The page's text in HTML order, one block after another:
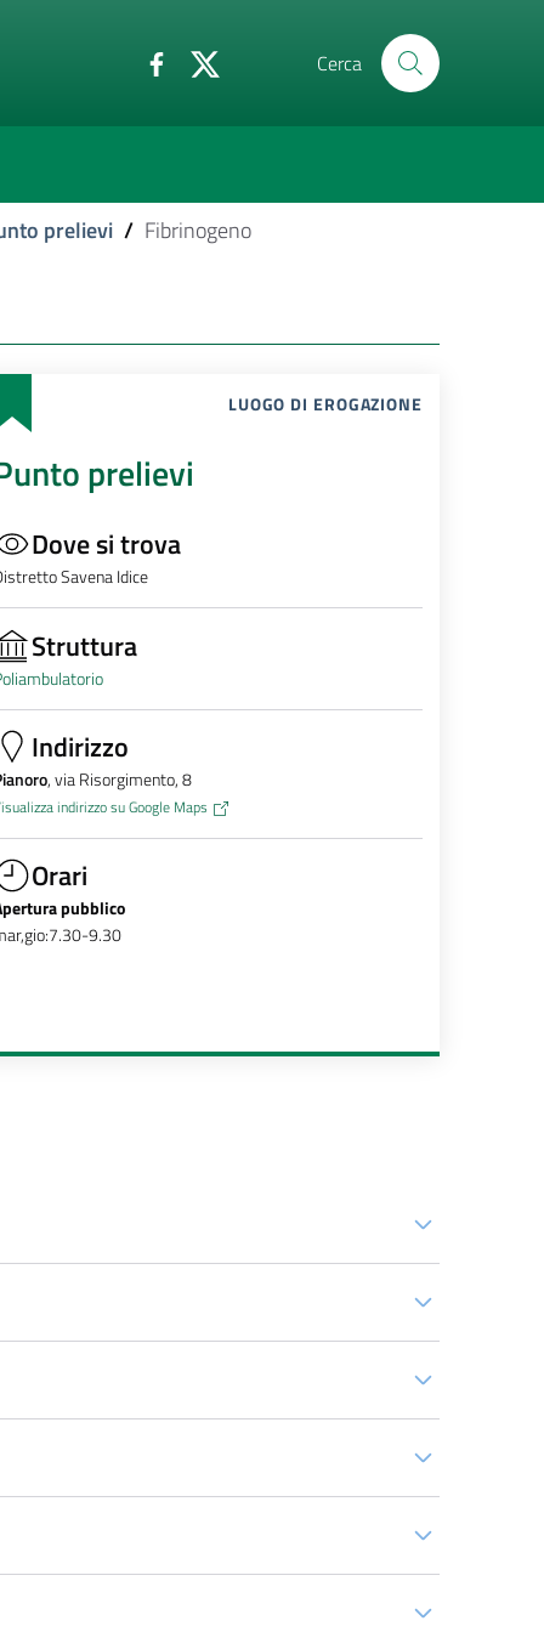
Cerca
prelievi / Fibrinogeno
LUOGO DI EROGAZIONE
prelievi
Dove si trova
Savena Idice
Struttura
Indirizzo
, via Risorgimento, 8
indirizzo su Google Maps
Orari
pubblico
9.30